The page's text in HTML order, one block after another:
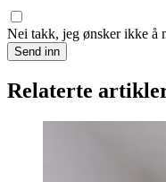
Nei takk, jeg ønsker ikke å
Send inn
Relaterte